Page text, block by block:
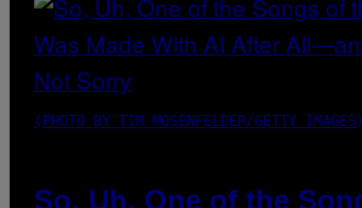
(PHOTO BY TIM MOSENFELDER/GETTY IMAGES)
So, Uh, One of the